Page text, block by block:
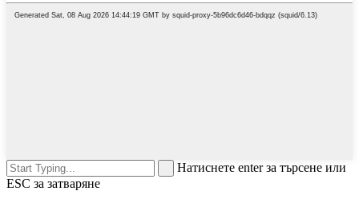
Натиснете enter за търсене или
ESC за затваряне